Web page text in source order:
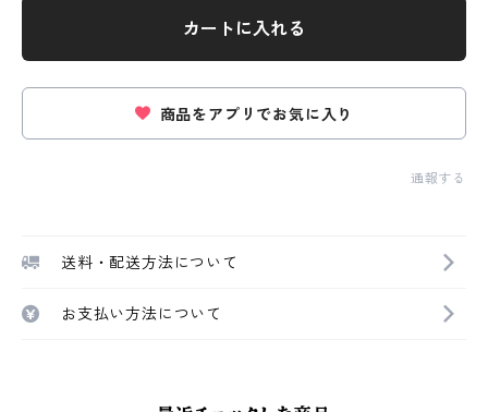
カートに入れる
商品をアプリでお気に入り
通報する
送料・配送方法について
お支払い方法について